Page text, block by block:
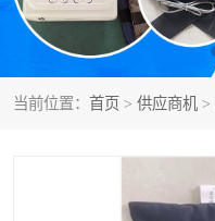
当前位置： 首页 > 供应商机 >
**腺治疗仪